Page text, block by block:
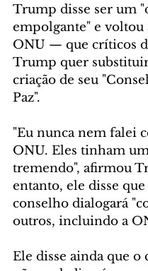
Trump disse ser um
empolgante" e voltou
ONU — que críticos
Trump quer
criação de seu
Paz".
"Eu nunca nem falei
ONU. Eles tinham
tremendo", afirmou
entanto, ele disse que
conselho dialogará
outros, incluindo a
Ele disse ainda que o